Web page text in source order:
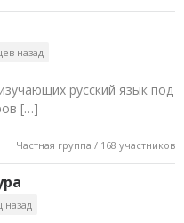
назад
русский язык под
[…]
Частная группа / 168 участников
назад